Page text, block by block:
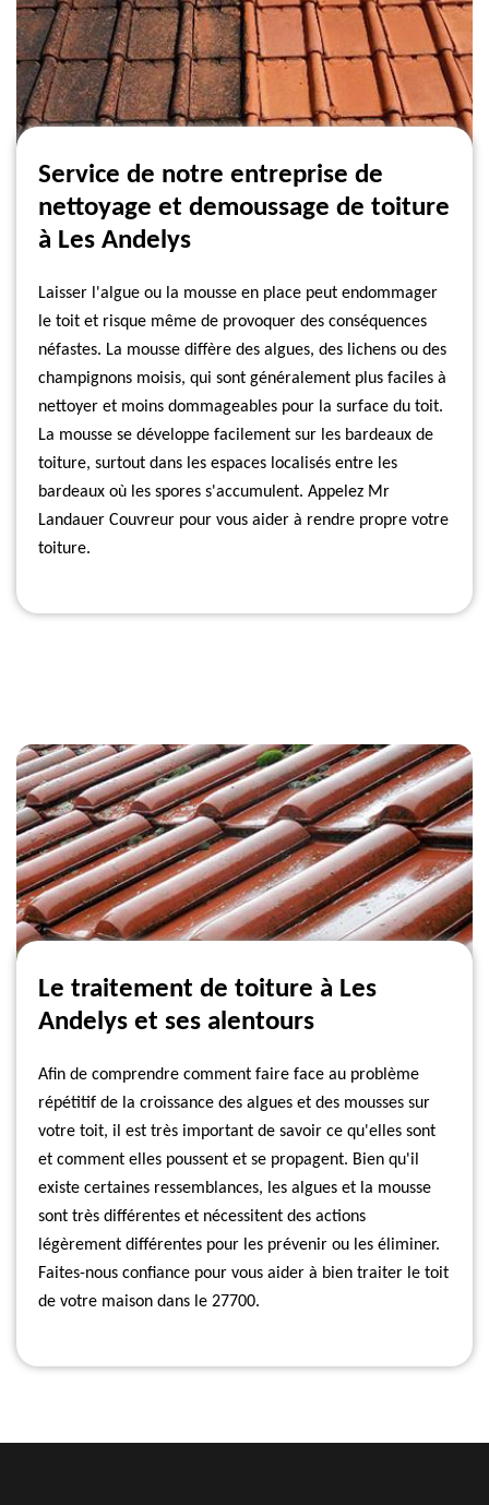
Service de notre entreprise de
nettoyage et demoussage de toiture
à Les Andelys
Laisser l'algue ou la mousse en place peut endommager
le toit et risque même de provoquer des conséquences
néfastes. La mousse diffère des algues, des lichens ou des
champignons moisis, qui sont généralement plus faciles à
nettoyer et moins dommageables pour la surface du toit.
La mousse se développe facilement sur les bardeaux de
toiture, surtout dans les espaces localisés entre les
bardeaux où les spores s'accumulent. Appelez Mr
Landauer Couvreur pour vous aider à rendre propre votre
toiture.
Le traitement de toiture à Les
Andelys et ses alentours
Afin de comprendre comment faire face au problème
répétitif de la croissance des algues et des mousses sur
votre toit, il est très important de savoir ce qu'elles sont
et comment elles poussent et se propagent. Bien qu'il
existe certaines ressemblances, les algues et la mousse
sont très différentes et nécessitent des actions
légèrement différentes pour les prévenir ou les éliminer.
Faites-nous confiance pour vous aider à bien traiter le toit
de votre maison dans le 27700.